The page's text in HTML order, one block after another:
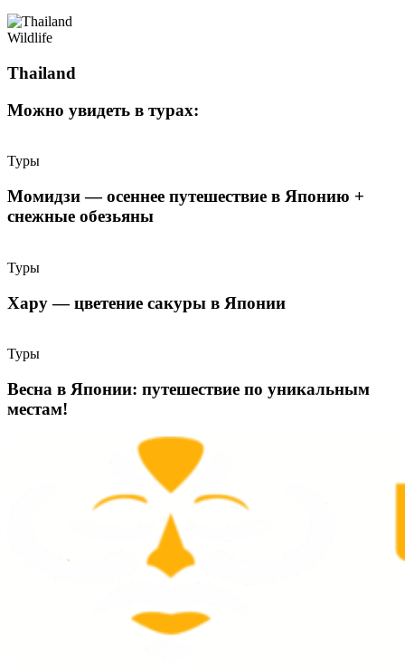
Wildlife
Thailand
Можно увидеть в турах:
Туры
Момидзи — осеннее путешествие в Японию +
снежные обезьяны
Туры
Хару — цветение сакуры в Японии
Туры
Весна в Японии: путешествие по уникальным
местам!